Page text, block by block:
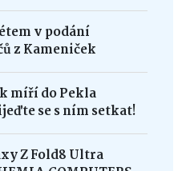
v podání
z Kameniček
míří do Pekla
se s ním setkat!
Z Fold8 Ultra